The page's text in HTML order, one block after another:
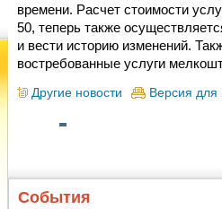
времени. Расчет стоимости
50, теперь также
и вести историю изменений.
востребованные услуги
Другие новости Версия для
События